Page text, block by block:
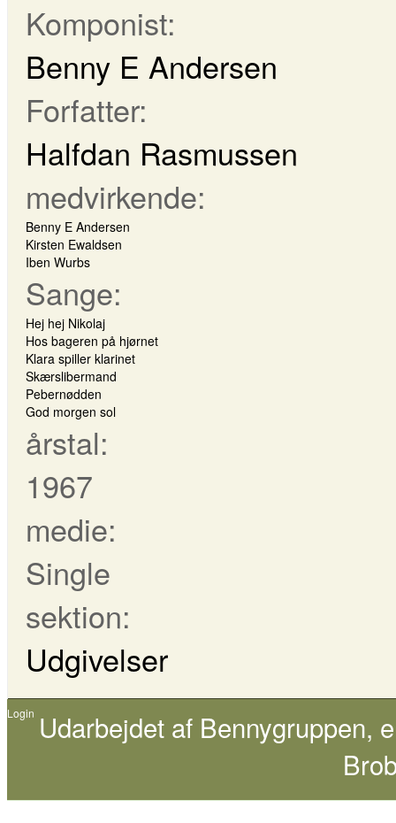
Komponist:
Benny E Andersen
Forfatter:
Halfdan Rasmussen
medvirkende:
Benny E Andersen
Kirsten Ewaldsen
Iben Wurbs
Sange:
Hej hej Nikolaj
Hos bageren på hjørnet
Klara spiller klarinet
Skærslibermand
Pebernødden
God morgen sol
årstal:
1967
medie:
Single
sektion:
Udgivelser
Login Udarbejdet af Bennygruppen,